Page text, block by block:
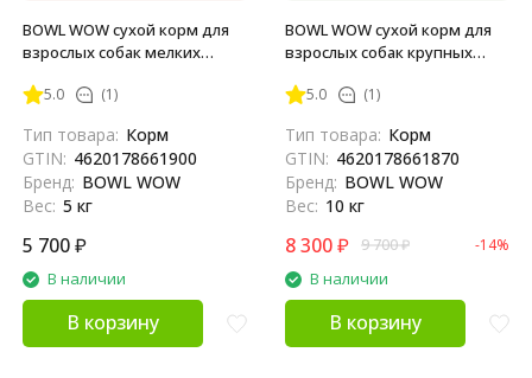
BOWL WOW сухой корм для
взрослых собак мелких
рисом и тыквой - 5 кг
5.0 (1)
Тип товара: Корм
GTIN: 4620178661900
Бренд: BOWL WOW
Вес: 5 кг
5 700₽
В наличии
В корзину
BOWL WOW сухой корм для
взрослых собак крупных
рисом и цукини - 10 кг
5.0 (1)
Тип товара: Корм
GTIN: 4620178661870
Бренд: BOWL WOW
Вес: 10 кг
8 300₽ 9 700₽ -14%
В наличии
В корзину